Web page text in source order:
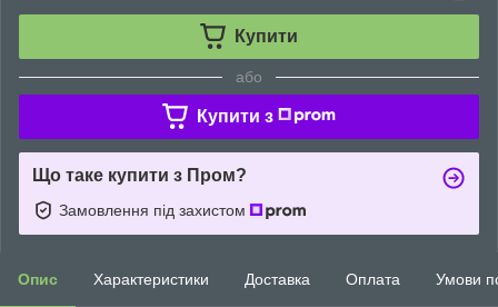
Купити
або
Купити з
Що таке купити з Пром?
Замовлення під захистом
Опис Характеристики Доставка Оплата Умови